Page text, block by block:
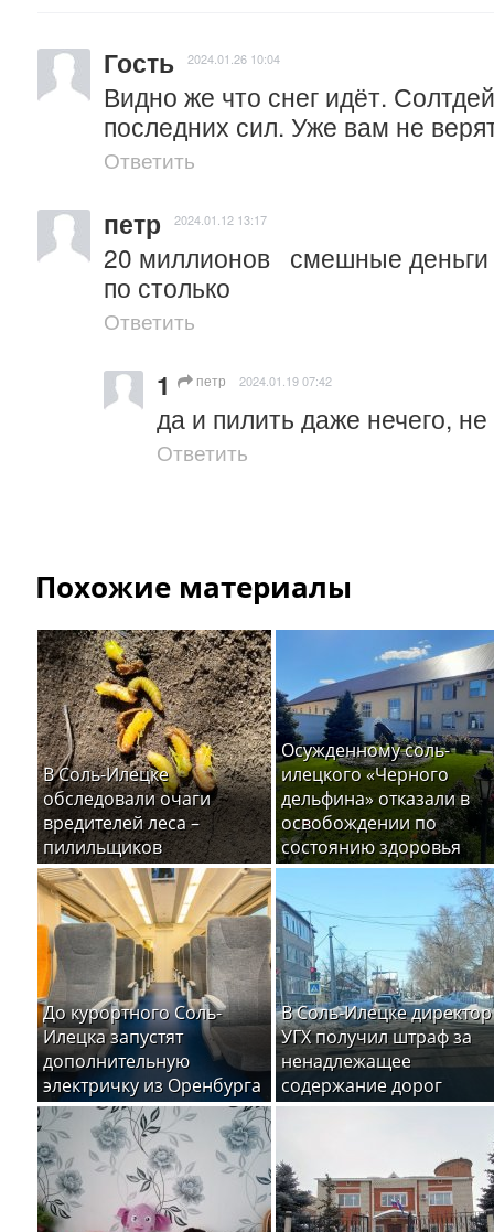
Гость 2024.01.26 10:04
Видно же что снег идёт.
последних сил. Уже вам не
Ответить
петр 2024.01.12 13:17
20 миллионов   смешные
по столько
Ответить
1 петр 2024.01.19 07:42
да и пилить даже нечего,
Ответить
Похожие материалы
В Соль-Илецке
обследовали очаги
вредителей леса –
пилильщиков
Осужденному соль-
илецкого «Черного
дельфина» отказали в
освобождении по
состоянию здоровья
До курортного Соль-
Илецка запустят
дополнительную
электричку из Оренбурга
В Соль-Илецке директор
УГХ получил штраф за
ненадлежащее
содержание дорог